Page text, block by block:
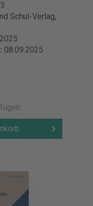
Schul-Verlag,
08.09.2025